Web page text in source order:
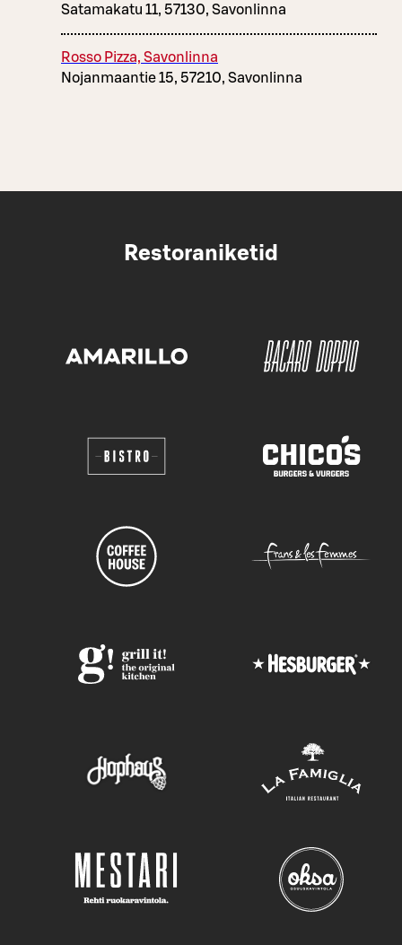
Satamakatu 11, 57130, Savonlinna
Rosso Pizza, Savonlinna
Nojanmaantie 15, 57210, Savonlinna
Restoraniketid